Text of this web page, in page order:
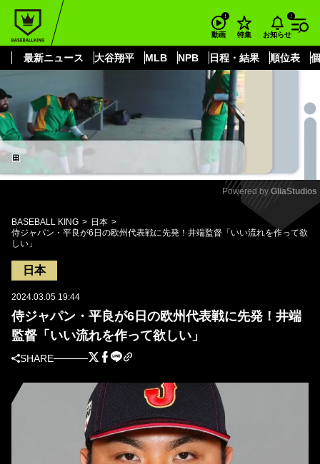
動画 特集 お知らせ
最新ニュース 大谷翔平 MLB NPB 日程・結果 順位表
もっと見る
Mute
Powered by GliaStudios
BASEBALL KING
日本
侍ジャパン・平良が6日の欧州代表戦に先発！井端監督「いい流れを作って欲
しい」
日本
2024.03.05 19:44
侍ジャパン・平良が6日の欧州代表戦に先発！井端
監督「いい流れを作って欲しい」
SHARE